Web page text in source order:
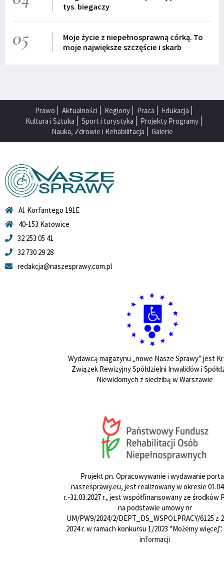
tys. biegaczy
05
Moje życie z niepełnosprawną córką. To
moje największe szczęście i skarb
Prawo Aktualności Regiony Praca
Edukacja
Kultura i Sztuka
Sport i turystyka
Projekty Programy
Nauka, Zdrowie i Rehabilitacja
Galerie
Al. Korfantego 191E
40-153 Katowice
32 253 05 41
32 730 29 28
redakcja@naszesprawy.com.pl
Wydawcą magazynu „nowe Nasze Sprawy” jest
Związek Rewizyjny Spółdzielni Inwalidów i
Niewidomych z siedzibą w Warszawie
Projekt pn. Opracowywanie i wydawanie
naszesprawy.eu, jest realizowany w okresie
r.-31.03.2027 r., jest współfinansowany ze środków
na podstawie umowy nr
UM/PW9/2024/2/DEPT_DS_WSPOLPRACY/6125 z
2024 r. w ramach konkursu 1/2023 "Możemy więcej".
informacji